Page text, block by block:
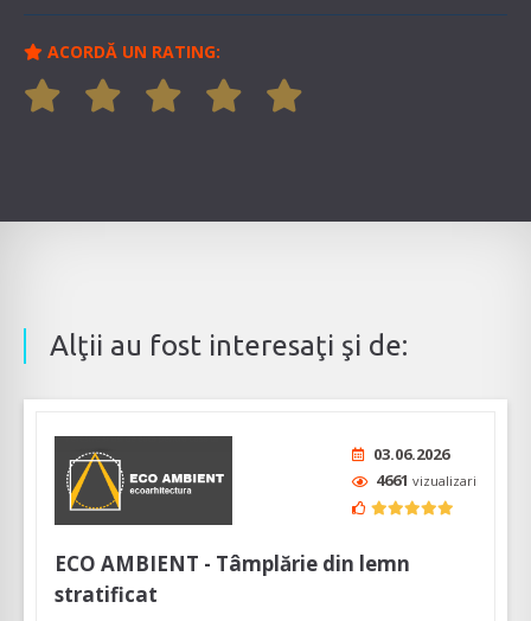
ACORDĂ UN RATING:
Alţii au fost interesaţi şi de:
03.06.2026
4661 vizualizari
ECO AMBIENT - Tâmplărie din lemn
stratificat